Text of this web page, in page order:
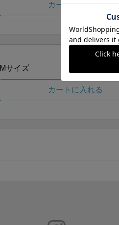
カートに入れる
Mサイズ
カートに入れる